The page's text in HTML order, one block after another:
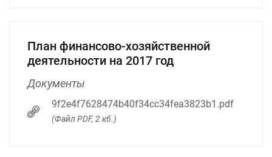
План финансово-хозяйственной
деятельности на 2017 год
Документы
9f2e4f7628474b40f34cc34fea3823b1.pdf
(Файл PDF, 2 кб.)